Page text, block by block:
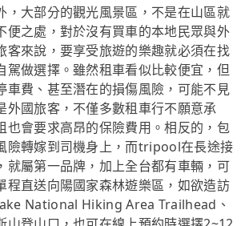
，大部分的觀光風景區，不是在山區就
便之處，對於沒有買車的本地民眾與外
客來說，要享受旅遊的樂趣就必須在找
駕做選擇。雖然租車看似比較便宜，但
車費、甚至潛在的損傷風險，可能不見
外國旅客，不僅多數租車行不願意承
也會要求高昂的保險費用。相反的，包
險轉嫁到司機身上，而tripool在長途接
就屬第一品牌，加上全台都有車輛，可
程直送向陽國家森林遊樂區，如欲造訪
National Hiking Area Trailhead、